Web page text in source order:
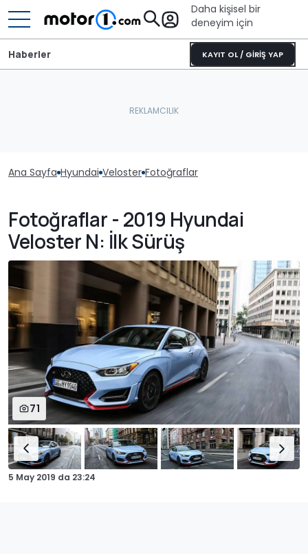
Daha kişisel bir
deneyim için
KAYIT OL / GİRİŞ YAP
Haberler
Ana Sayfa Hyundai Veloster Fotoğraflar
Fotoğraflar - 2019 Hyundai
Veloster N: İlk Sürüş
71
5 May 2019 da 23:24